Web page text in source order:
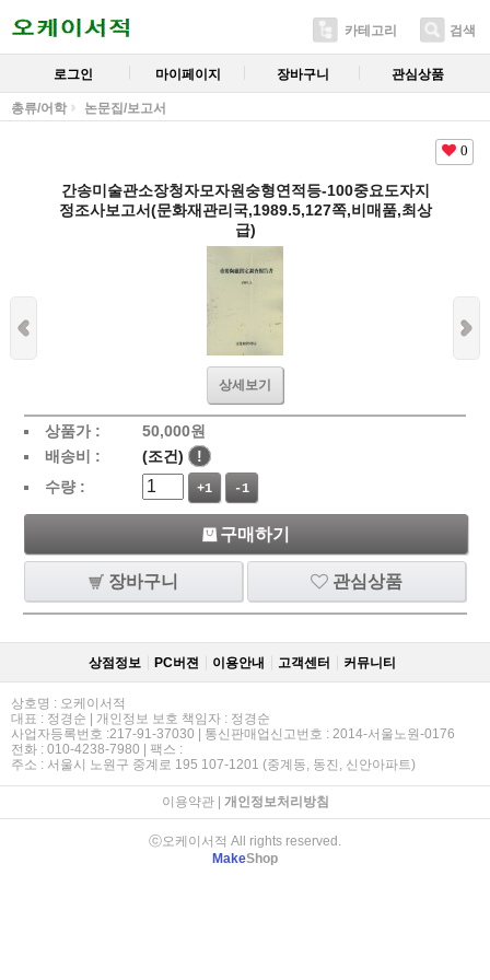
카테고리 검색
로그인 마이페이지 장바구니 관심상품
총류/어학 논문집/보고서
0
간송미술관소장청자모자원숭형연적등-100중요도자지
정조사보고서(문화재관리국,1989.5,127쪽,비매품,최상
급)
상세보기
상품가 : 50,000원
배송비 :
(조건)
!
수량 :
+1 -1
구매하기
장바구니 관심상품
상점정보 PC버젼 이용안내 고객센터 커뮤니티
상호명 : 오케이서적
대표 : 정경순 | 개인정보 보호 책임자 : 정경순
사업자등록번호 :217-91-37030 | 통신판매업신고번호 : 2014-서울노원-0176
전화 : 010-4238-7980 | 팩스 :
주소 : 서울시 노원구 중계로 195 107-1201 (중계동, 동진, 신안아파트)
이용약관| 개인정보처리방침
ⓒ오케이서적 All rights reserved.
MakeShop